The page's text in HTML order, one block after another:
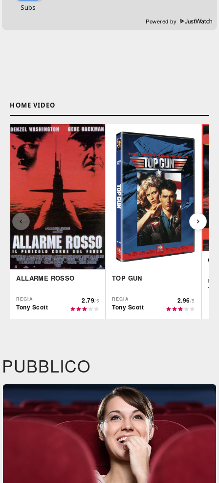
Powered by
HOME VIDEO
ALLARME ROSSO
REGIA
Tony Scott
2.79/5
TOP GUN
REGIA
Tony Scott
2.96/5
PUBBLICO